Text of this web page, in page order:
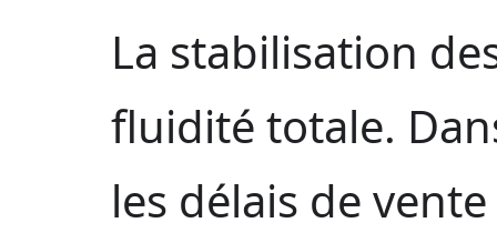
La stabilisation
fluidité totale.
les délais de